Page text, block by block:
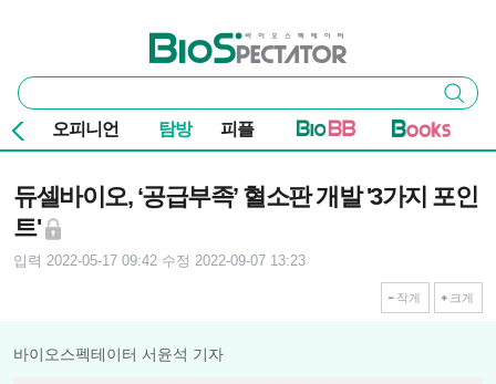
바이오스펙테이터
통
합
검
색
검색
오피니언 탐방 피플
듀셀바이오, ‘공급부족’ 혈소판 개발 '3가지 포인
트'
입력 2022-05-17 09:42 수정 2022-09-07 13:23
작게 크게
바이오스펙테이터 서윤석 기자